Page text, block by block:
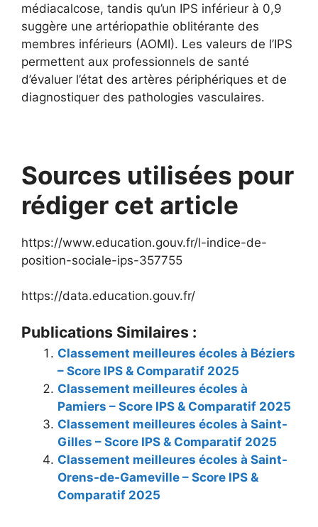
médiacalcose, tandis qu’un IPS inférieur à 0,9
suggère une artériopathie oblitérante des
membres inférieurs (AOMI). Les valeurs de l’IPS
permettent aux professionnels de santé
d’évaluer l’état des artères périphériques et de
diagnostiquer des pathologies vasculaires.
Sources utilisées pour
rédiger cet article
https://www.education.gouv.fr/l-indice-de-
position-sociale-ips-357755
https://data.education.gouv.fr/
Publications Similaires :
Classement meilleures écoles à Béziers
– Score IPS & Comparatif 2025
Classement meilleures écoles à
Pamiers – Score IPS & Comparatif 2025
Classement meilleures écoles à Saint-
Gilles – Score IPS & Comparatif 2025
Classement meilleures écoles à Saint-
Orens-de-Gameville – Score IPS &
Comparatif 2025